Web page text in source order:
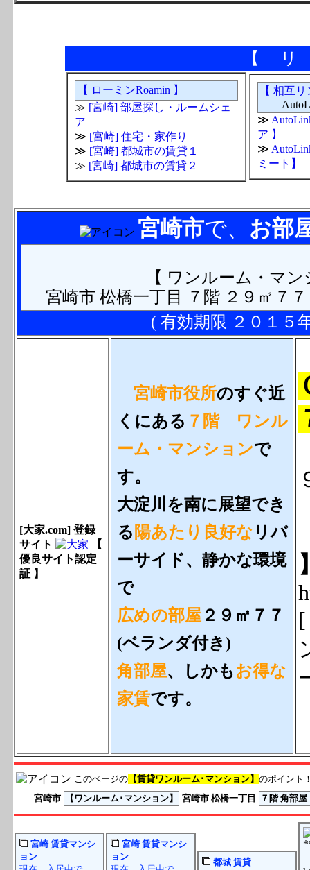
【
【 ローミンRoamin 】
≫ [宮崎] 部屋探し・ルームシェ
ア
≫ [宮崎] 住宅・家作り
≫ [宮崎] 都城市の賃貸１
≫ [宮崎] 都城市の賃貸２
【 相互
≫
ア 】
≫
ミート】
宮崎市で、 お部
【 ワンルーム・マ
宮崎市 松橋一丁目 ７階 ２９㎡７
( 有効期限 ２０１５
[大家.com] 登録
サイト
【
優良サイト認定
証 】
宮崎市役所のすぐ近
くにある ７階 ワンル
ーム・マンションで
す。
大淀川を南に展望でき
る 陽あたり良好な リバ
ーサイド、静かな環境
で
広めの部屋 ２９㎡７７
(ベランダ付き)
角部屋、しかもお得な
家賃です。
このぺージの 【賃貸ワンルーム･マンション】 のポイント
宮崎市
【ワンルーム･マンション】 宮崎市 松橋一丁目 ７階 角部
宮崎 賃貸マンシ
ョン
宮崎 賃貸マンシ
ョン
都城 賃貸